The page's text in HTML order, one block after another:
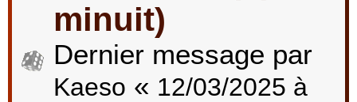
minuit)
Dernier message par
Kaeso « 12/03/2025 à